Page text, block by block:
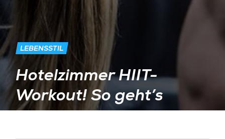
LEBENSSTIL
Hotelzimmer HIIT-
Workout! So geht’s